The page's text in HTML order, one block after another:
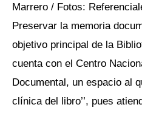
Marrero / Fotos:
Preservar la memoria
objetivo principal de la
cuenta con el Centro
Documental, un espacio al
clínica del libro’’, pues